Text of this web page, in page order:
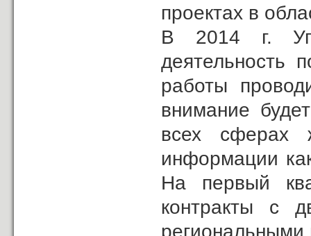
проектах в
В 2014 г.
деятельность
работы
внимание
всех сферах
информации
На первый
контракты с